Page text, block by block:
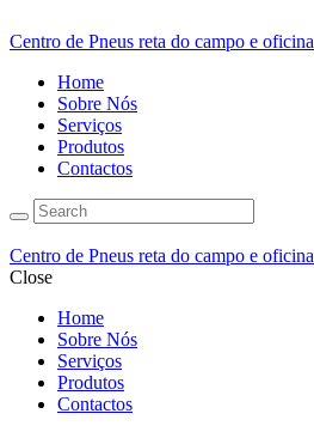
Centro de Pneus reta do campo e oficina
Home
Sobre Nós
Serviços
Produtos
Contactos
Centro de Pneus reta do campo e oficina
Close
Home
Sobre Nós
Serviços
Produtos
Contactos